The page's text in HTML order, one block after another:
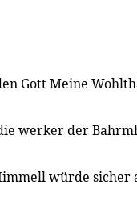
Gott Meine
werker der
würde sicher